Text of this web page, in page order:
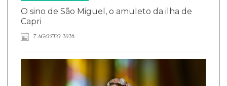
O sino de São Miguel, o amuleto da ilha de
Capri
7 AGOSTO 2026